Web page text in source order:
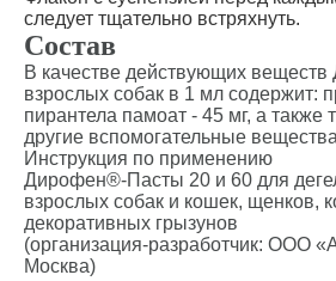
следует тщательно встряхнуть.
Состав
В качестве действующих
взрослых собак в 1 мл содержит:
пирантела памоат - 45 мг, а также
другие вспомогательные
Инструкция по применению
Дирофен®-Пасты 20 и 60 для
взрослых собак и кошек, щенков,
декоративных грызунов
(организация-разработчик: ООО
Москва)